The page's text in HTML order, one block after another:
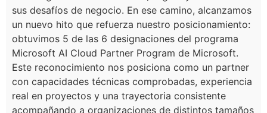
sus desafíos de negocio. En ese camino, alcanzamos
un nuevo hito que refuerza nuestro posicionamiento:
obtuvimos 5 de las 6 designaciones del programa
Microsoft AI Cloud Partner Program de Microsoft.
Este reconocimiento nos posiciona como un partner
con capacidades técnicas comprobadas, experiencia
real en proyectos y una trayectoria consistente
acompañando a organizaciones de distintos tamaños